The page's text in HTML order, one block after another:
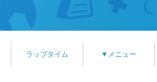
ラップタイム ▼メニュー